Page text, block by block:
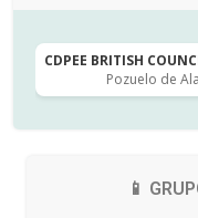
CDPEE BRITISH
Pozuelo de
📱